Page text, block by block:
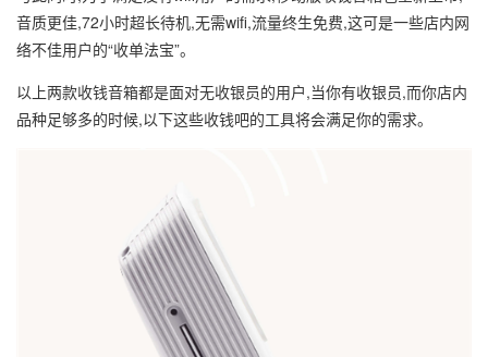
音质更佳,72小时超长待机,无需wifi,流量终生免费,这可是一些店内网
络不佳用户的“收单法宝”。
以上两款收钱音箱都是面对无收银员的用户,当你有收银员,而你店内
品种足够多的时候,以下这些收钱吧的工具将会满足你的需求。